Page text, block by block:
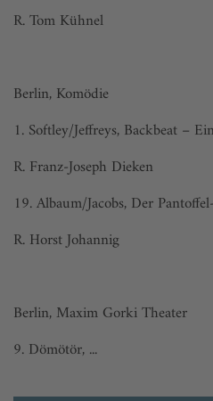
R. Tom Kühnel
Berlin, Komödie
1. Softley/Jeffreys, Backbeat –
R. Franz-Joseph Dieken
19. Albaum/Jacobs, Der
R. Horst Johannig
Berlin, Maxim Gorki Theater
9. Dömötör, ...